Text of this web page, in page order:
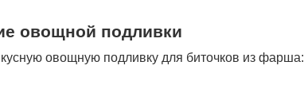
овощной подливки
овощную подливку для биточков из фарша: